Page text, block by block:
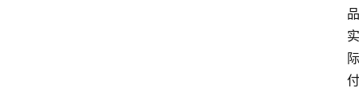
品
实
际
付